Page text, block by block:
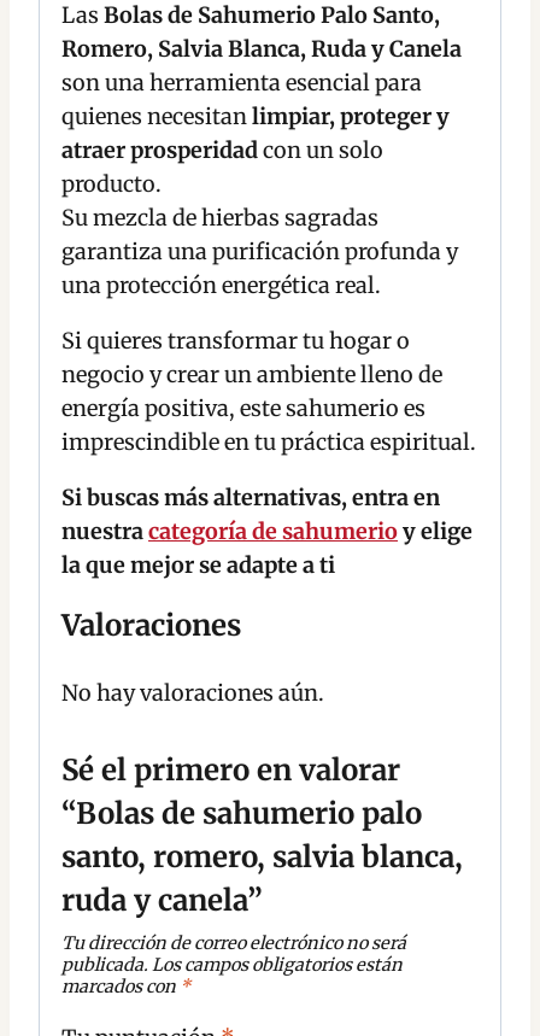
Las Bolas de Sahumerio Palo Santo,
Romero, Salvia Blanca, Ruda y Canela
son una herramienta esencial para
quienes necesitanlimpiar, proteger y
atraer prosperidadcon un solo
producto.
Su mezcla de hierbas sagradas
garantiza una purificación profunda y
una protección energética real.
Si quieres transformar tu hogar o
negocio y crear un ambiente lleno de
energía positiva, este sahumerio es
imprescindible en tu práctica espiritual.
Si buscas más alternativas, entra en
nuestracategoría de sahumerioy elige
la que mejor se adapte a ti
Valoraciones
No hay valoraciones aún.
Sé el primero en valorar
“Bolas de sahumerio palo
santo, romero, salvia blanca,
ruda y canela”
Tu dirección de correo electrónico no será
publicada. Los campos obligatorios están
marcados con *